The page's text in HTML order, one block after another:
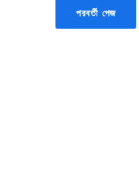
পরবর্তী পেজ